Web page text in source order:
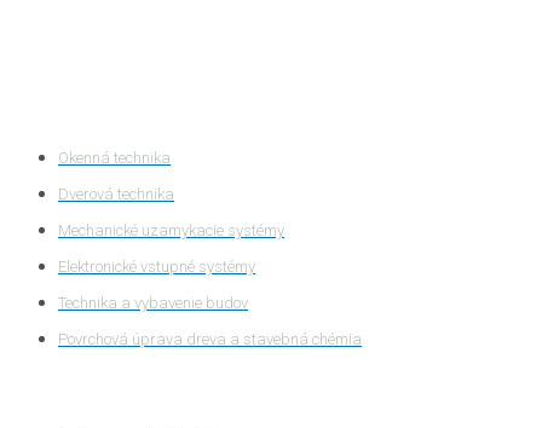
Okenná technika
Dverová technika
Mechanické uzamykacie systémy
Elektronické vstupné systémy
Technika a vybavenie budov
Povrchová úprava dreva a stavebná chémia